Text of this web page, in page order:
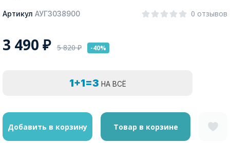
Артикул АУГЗ038900 0 отзывов
3 490 ₽ 5 820₽ -40%
1+1=3 НА ВСЁ
Добавить в корзину Товар в корзине